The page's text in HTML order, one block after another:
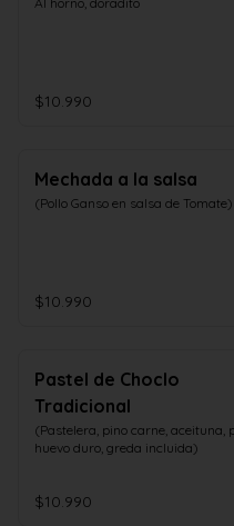
$10.990
Mechada a la salsa
(Pollo Ganso en salsa de Tomate)
$10.990
Pastel de Choclo
Tradicional
(Pastelera, pino carne, aceituna,
huevo duro, greda incluida)
$10.990